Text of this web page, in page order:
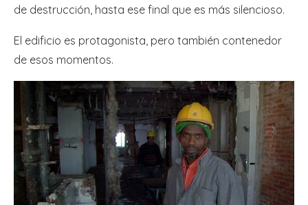
de destrucción, hasta ese final que es más silencioso.
El edificio es protagonista, pero también contenedor
de esos momentos.